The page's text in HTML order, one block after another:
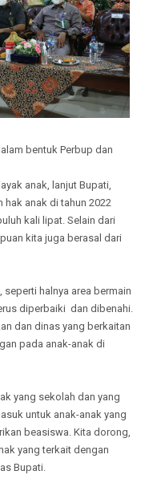
bentuk Perbup dan
anak, lanjut Bupati,
anak di tahun 2022
kali lipat. Selain dari
kita juga berasal dari
halnya area bermain
diperbaiki dan dibenahi.
dan dinas yang berkaitan
pada anak-anak di
yang sekolah dan yang
untuk anak-anak yang
beasiswa. Kita dorong,
yang terkait dengan
Bupati.